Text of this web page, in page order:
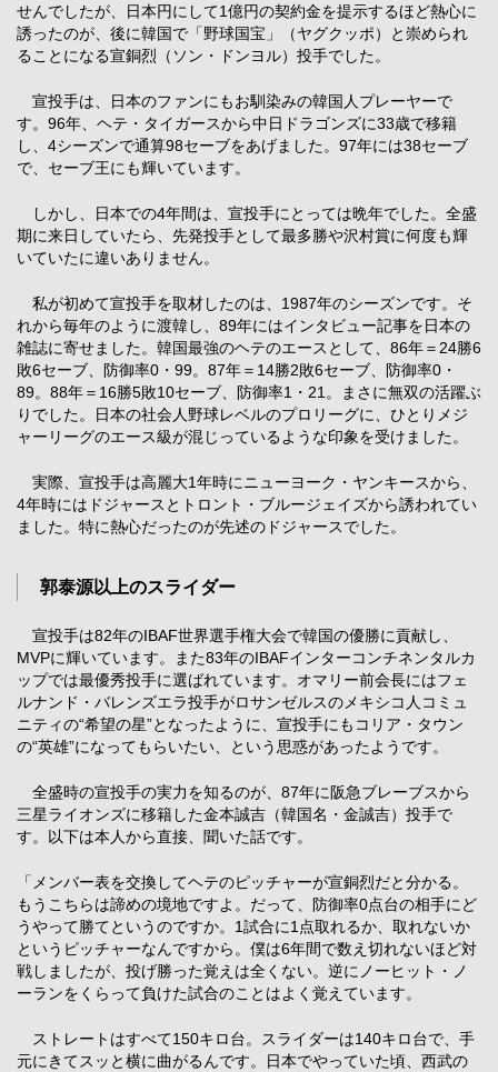
せんでしたが、日本円にして1億円の契約金を提示するほど熱心に
誘ったのが、後に韓国で「野球国宝」（ヤグクッポ）と崇められ
ることになる宣銅烈（ソン・ドンヨル）投手でした。
宣投手は、日本のファンにもお馴染みの韓国人プレーヤーで
す。96年、ヘテ・タイガースから中日ドラゴンズに33歳で移籍
し、4シーズンで通算98セーブをあげました。97年には38セーブ
で、セーブ王にも輝いています。
しかし、日本での4年間は、宣投手にとっては晩年でした。全盛
期に来日していたら、先発投手として最多勝や沢村賞に何度も輝
いていたに違いありません。
私が初めて宣投手を取材したのは、1987年のシーズンです。そ
れから毎年のように渡韓し、89年にはインタビュー記事を日本の
雑誌に寄せました。韓国最強のヘテのエースとして、86年＝24勝6
敗6セーブ、防御率0・99。87年＝14勝2敗6セーブ、防御率0・
89。88年＝16勝5敗10セーブ、防御率1・21。まさに無双の活躍ぶ
りでした。日本の社会人野球レベルのプロリーグに、ひとりメジ
ャーリーグのエース級が混じっているような印象を受けました。
実際、宣投手は高麗大1年時にニューヨーク・ヤンキースから、
4年時にはドジャースとトロント・ブルージェイズから誘われてい
ました。特に熱心だったのが先述のドジャースでした。
郭泰源以上のスライダー
宣投手は82年のIBAF世界選手権大会で韓国の優勝に貢献し、
MVPに輝いています。また83年のIBAFインターコンチネンタルカ
ップでは最優秀投手に選ばれています。オマリー前会長にはフェ
ルナンド・バレンズエラ投手がロサンゼルスのメキシコ人コミュ
ニティの“希望の星”となったように、宣投手にもコリア・タウン
の“英雄”になってもらいたい、という思惑があったようです。
全盛時の宣投手の実力を知るのが、87年に阪急ブレーブスから
三星ライオンズに移籍した金本誠吉（韓国名・金誠吉）投手で
す。以下は本人から直接、聞いた話です。
「メンバー表を交換してヘテのピッチャーが宣銅烈だと分かる。
もうこちらは諦めの境地ですよ。だって、防御率0点台の相手にど
うやって勝てというのですか。1試合に1点取れるか、取れないか
というピッチャーなんですから。僕は6年間で数え切れないほど対
戦しましたが、投げ勝った覚えは全くない。逆にノーヒット・ノ
ーランをくらって負けた試合のことはよく覚えています。
ストレートはすべて150キロ台。スライダーは140キロ台で、手
元にきてスッと横に曲がるんです。日本でやっていた頃、西武の